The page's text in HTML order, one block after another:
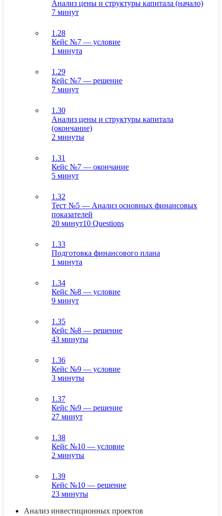
Анализ цены и структуры капитала (начало)
7 минут
1.28
Кейс №7 — условие
1 минута
1.29
Кейс №7 — решение
7 минут
1.30
Анализ цены и структуры капитала
(окончание)
2 минуты
1.31
Кейс №7 — окончание
5 минут
1.32
Тест №5 — Анализ основных финансовых
показателей
20 минут10 Questions
1.33
Подготовка финансового плана
1 минута
1.34
Кейс №8 — условие
9 минут
1.35
Кейс №8 — решение
43 минуты
1.36
Кейс №9 — условие
3 минуты
1.37
Кейс №9 — решение
27 минут
1.38
Кейс №10 — условие
2 минуты
1.39
Кейс №10 — решение
23 минуты
Анализ инвестиционных проектов